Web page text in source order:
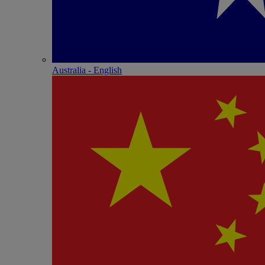
Australia - English